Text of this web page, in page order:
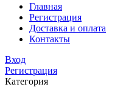
Главная
Регистрация
Доставка и оплата
Контакты
Вход
Регистрация
Категория